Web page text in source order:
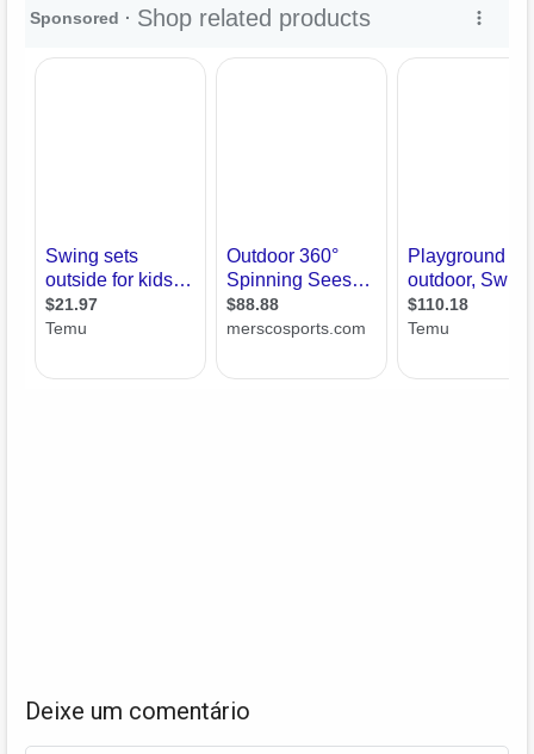
Deixe um comentário